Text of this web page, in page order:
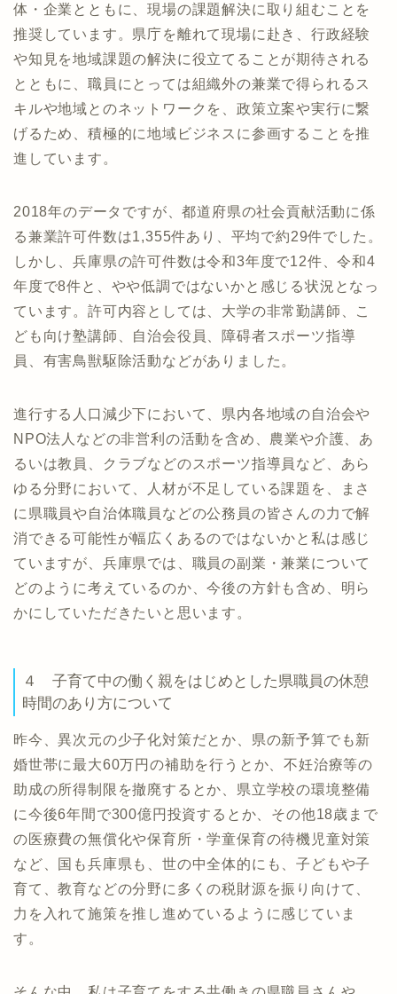
体・企業とともに、現場の課題解決に取り組むことを
推奨しています。県庁を離れて現場に赴き、行政経験
や知見を地域課題の解決に役立てることが期待される
とともに、職員にとっては組織外の兼業で得られるス
キルや地域とのネットワークを、政策立案や実行に繋
げるため、積極的に地域ビジネスに参画することを推
進しています。
2018年のデータですが、都道府県の社会貢献活動に係
る兼業許可件数は1,355件あり、平均で約29件でした。
しかし、兵庫県の許可件数は令和3年度で12件、令和4
年度で8件と、やや低調ではないかと感じる状況となっ
ています。許可内容としては、大学の非常勤講師、こ
ども向け塾講師、自治会役員、障碍者スポーツ指導
員、有害鳥獣駆除活動などがありました。
進行する人口減少下において、県内各地域の自治会や
NPO法人などの非営利の活動を含め、農業や介護、あ
るいは教員、クラブなどのスポーツ指導員など、あら
ゆる分野において、人材が不足している課題を、まさ
に県職員や自治体職員などの公務員の皆さんの力で解
消できる可能性が幅広くあるのではないかと私は感じ
ていますが、兵庫県では、職員の副業・兼業について
どのように考えているのか、今後の方針も含め、明ら
かにしていただきたいと思います。
４ 子育て中の働く親をはじめとした県職員の休憩
時間のあり方について
昨今、異次元の少子化対策だとか、県の新予算でも新
婚世帯に最大60万円の補助を行うとか、不妊治療等の
助成の所得制限を撤廃するとか、県立学校の環境整備
に今後6年間で300億円投資するとか、その他18歳まで
の医療費の無償化や保育所・学童保育の待機児童対策
など、国も兵庫県も、世の中全体的にも、子どもや子
育て、教育などの分野に多くの税財源を振り向けて、
力を入れて施策を推し進めているように感じていま
す。